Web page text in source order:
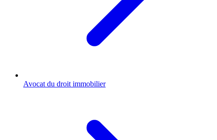
Avocat du droit immobilier